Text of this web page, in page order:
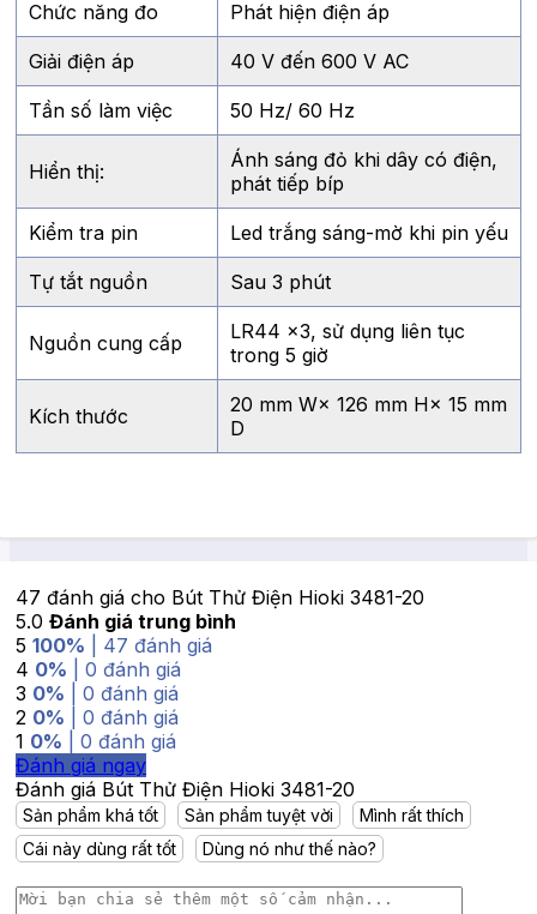
Chức năng đo Phát hiện điện áp
Giải điện áp 40 V đến 600 V AC
Tần số làm việc 50 Hz/ 60 Hz
Hiển thị:
Ánh sáng đỏ khi dây có điện,
phát tiếp bíp
Kiểm tra pin Led trắng sáng-mờ khi pin yếu
Tự tắt nguồn Sau 3 phút
Nguồn cung cấp
LR44 ×3, sử dụng liên tục
trong 5 giờ
Kích thước
20 mm W× 126 mm H× 15 mm
D
47 đánh giá cho Bút Thử Điện Hioki 3481-20
5.0 Đánh giá trung bình
5 100% | 47 đánh giá
4 0% | 0 đánh giá
3 0% | 0 đánh giá
2 0% | 0 đánh giá
1 0% | 0 đánh giá
Đánh giá ngay
Đánh giá Bút Thử Điện Hioki 3481-20
Sản phẩm khá tốt Sản phẩm tuyệt vời
Mình rất thích
Cái này dùng rất tốt
Dùng nó như thế nào?